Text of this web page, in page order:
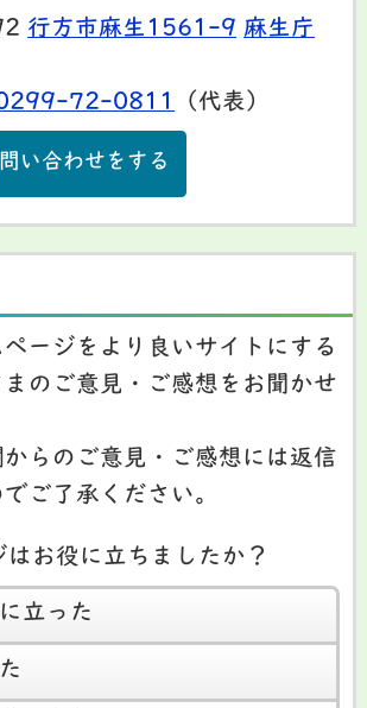
行方市麻生1561-9 麻生庁
72-0811 （代表）
い合わせをする
ージをより良いサイトにする
のご意見・ご感想をお聞かせ
らのご意見・ご感想には返信
ご了承ください。
お役に立ちましたか？
立った